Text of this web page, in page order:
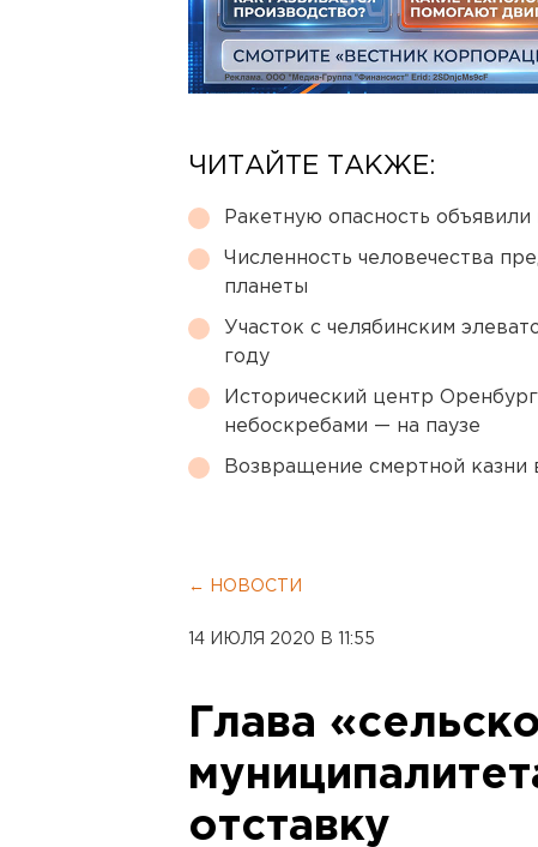
ЧИТАЙТЕ ТАКЖЕ:
Ракетную опасность
Численность человечества
планеты
Участок с челябинским
году
Исторический центр
небоскребами — на паузе
Возвращение смертной
← НОВОСТИ
14 ИЮЛЯ 2020 В 11:55
Глава
отставку